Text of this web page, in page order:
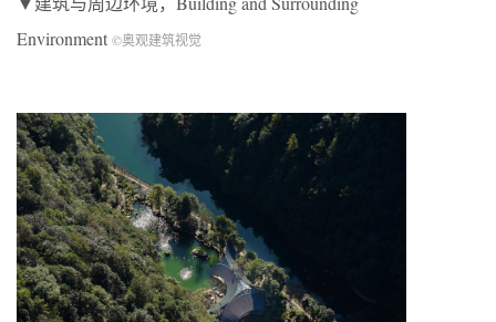
Environment ©奥观建筑视觉